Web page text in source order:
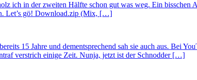
ich in der zweiten Hälfte schon gut was weg. Ein bisschen
Let’s gö! Download.zip (Mix, […]
15 Jahre und dementsprechend sah sie auch aus. Bei
verstrich einige Zeit. Nunja, jetzt ist der Schnodder […]